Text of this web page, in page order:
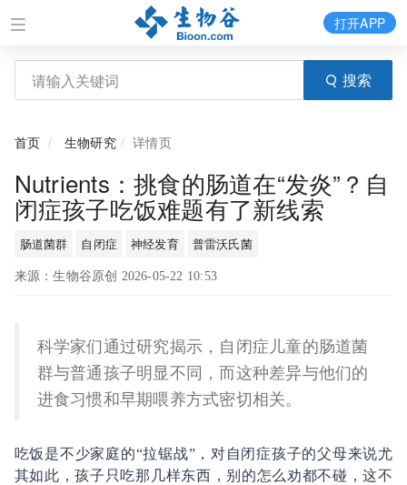
搜索
打开APP
首页 生物研究 详情页
Nutrients：挑食的肠道在“发炎”？自
闭症孩子吃饭难题有了新线索
肠道菌群 自闭症 神经发育 普雷沃氏菌
来源：生物谷原创 2026-05-22 10:53
科学家们通过研究揭示，自闭症儿童的肠道菌
群与普通孩子明显不同，而这种差异与他们的
进食习惯和早期喂养方式密切相关。
吃饭是不少家庭的“拉锯战”，对自闭症孩子的父母来说尤
其如此，孩子只吃那几样东西，别的怎么劝都不碰，这不